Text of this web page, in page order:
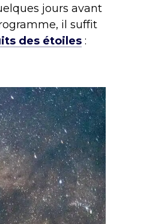
jours avant
il suffit
des étoiles :